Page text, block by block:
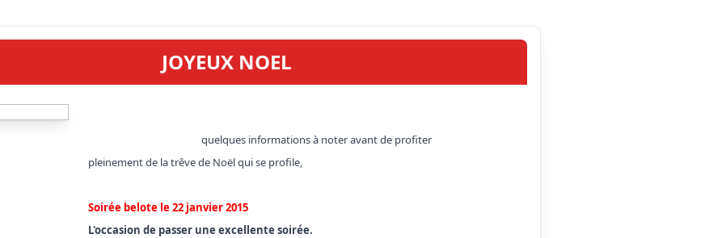
JOYEUX NOEL
quelques informations à noter avant de profiter
pleinement de la trêve de Noël qui se profile,
Soirée belote le 22 janvier 2015
L'occasion de passer une excellente soirée.